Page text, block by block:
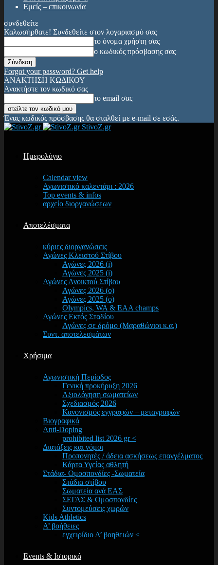
Εμείς – επικοινωνία
συνδεθείτε
Καλωσήρθατε! Συνδεθείτε στον λογαριασμό σας
το όνομα χρήστη σας
ο κωδικός πρόσβασης σας
Forgot your password? Get help
ΑΝΑΚΤΗΣΗ ΚΩΔΙΚΟΥ
Ανακτήστε τον κωδικό σας
το email σας
Ένας κωδικός πρόσβασης θα σταλθεί με e-mail σε εσάς.
StivoZ.gr
Ημερολόγιο
Calendar view
Αγωνιστικό καλεντάρι : 2026
Top events & infos
αρχείο διοργανώσεων
Αποτελέσματα
κύριες διοργανώσεις
Αγώνες Κλειστού Στίβου
Αγώνες 2026 (i)
Αγώνες 2025 (i)
Αγώνες Ανοικτού Στίβου
Αγώνες 2026 (o)
Αγώνες 2025 (o)
Olympics, WA & EAA champs
Αγώνες Εκτός Σταδίου
Αγώνες σε δρόμο (Μαραθώνιοι κ.α.)
Συντ. αποτελεσμάτων
Χρήσιμα
Αγωνιστική Περίοδος
Γενική προκήρυξη 2026
Αξιολόγηση σωματείων
Σχεδιασμός 2026
Κανονισμός εγγραφών – μεταγραφών
Βιογραφικά
Anti-Doping
prohibited list 2026 gr <
Διατάξεις και νόμοι
Προπονητές / άδεια ασκήσεως επαγγέλματος
Κάρτα Υγείας αθλητή
Στάδια- Ομοσπονδίες -Σωματεία
Στάδια στίβου
Σωματεία ανά ΕΑΣ
ΣΕΓΑΣ & Ομοσπονδίες
Συντομεύσεις χωρών
Kids Athletics
Α’ βοήθειες
εγχειρίδιο Α’ βοηθειών <
Events & Ιστορικά